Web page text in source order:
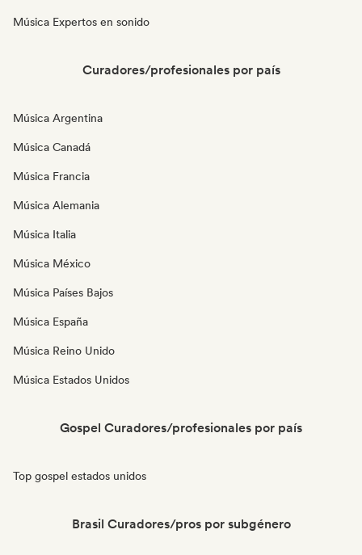
Música Expertos en sonido
Curadores/profesionales por país
Música Argentina
Música Canadá
Música Francia
Música Alemania
Música Italia
Música México
Música Países Bajos
Música España
Música Reino Unido
Música Estados Unidos
Gospel Curadores/profesionales por país
Top gospel estados unidos
Brasil Curadores/pros por subgénero